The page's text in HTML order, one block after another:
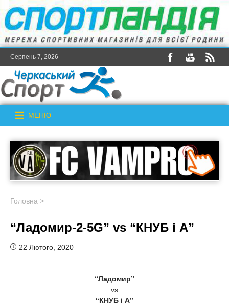
Серпень 7, 2026
МЕНЮ
Головна >
“Ладомир-2-5G” vs “КНУБ і А”
22 Лютого, 2020
“Ладомир”
vs
“КНУБ і А”